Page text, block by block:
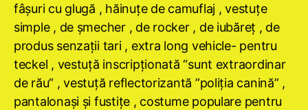
fâşuri cu glugă , hăinuţe de camuflaj , vestuţe
simple , de şmecher , de rocker , de iubăreţ , de
produs senzaţii tari , extra long vehicle- pentru
teckel , vestuţă inscripţionată “sunt extraordinar
de rău” , vestuţă reflectorizantă ”poliţia canină” ,
pantalonaşi şi fustiţe , costume populare pentru